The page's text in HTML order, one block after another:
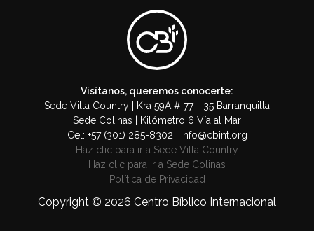
Visítanos, queremos conocerte:
Sede Villa Country | Kra 59A # 77 - 35 Barranquilla
Sede Colinas | Kilómetro 6 Vía al Mar
Cel: +57 (301) 285-8302 | info@cbint.org
Haz clic para ir a Sede Villa Country
Haz clic para ir a Sede Colinas
Política de Privacidad
Copyright © 2026 Centro Bíblico Internacional